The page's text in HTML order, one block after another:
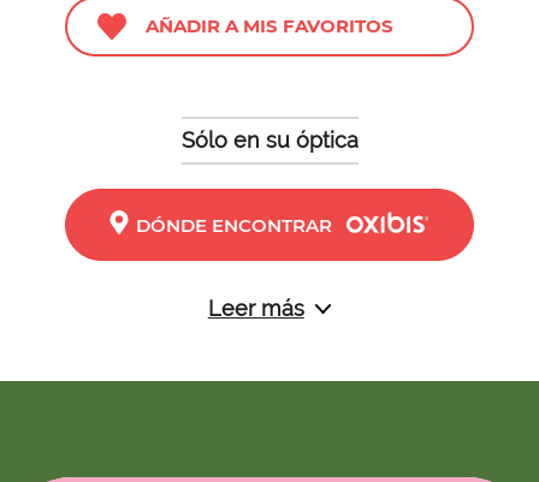
AÑADIR A MIS FAVORITOS
Sólo en su óptica
DÓNDE ENCONTRAR
Leer más